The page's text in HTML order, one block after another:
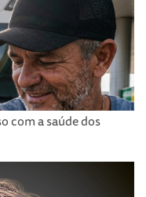
com a saúde dos